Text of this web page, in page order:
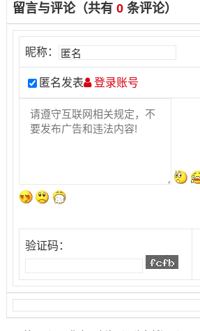
留言与评论（共有 0条评论）
昵称：
匿名发表 登录账号
验证码：